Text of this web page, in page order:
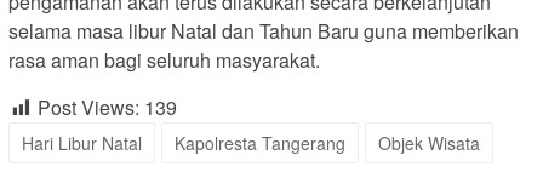
selama masa libur Natal dan Tahun Baru guna memberikan
rasa aman bagi seluruh masyarakat.
Post Views: 139
Hari Libur Natal Kapolresta Tangerang Objek Wisata